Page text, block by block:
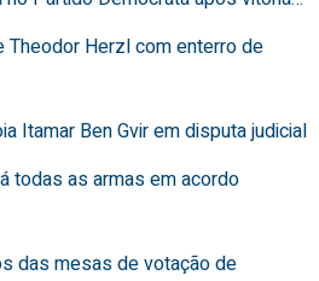
Herzl com enterro de
Itamar Ben Gvir em disputa judicial
todas as armas em acordo
das mesas de votação de